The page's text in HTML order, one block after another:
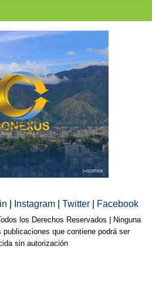
Instagram Twitter Facebook
los Derechos Reservados | Ninguna
que contiene podrá ser
sin autorización